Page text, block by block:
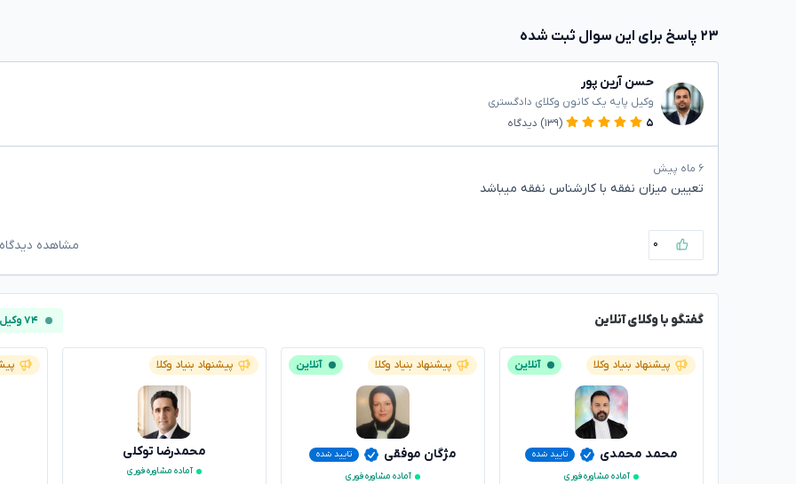
۲۳ پاسخ برای این سوال ثبت شده
حسن آرین پور
وکیل پایه یک کانون وکلای دادگستری
۵
(۱۳۹) دیدگاه
۶ ماه پیش
تعیین میزان نفقه با کارشناس نفقه میباشد
۰ مشاهده
گفتگو با وکلای آنلاین ۷۴ وکیل آنلاین
پیشنهاد بنیاد وکلا آنلاین
محمد محمدی
تایید شده
آماده مشاوره فوری
پیشنهاد بنیاد وکلا آنلاین
مژگان موفقی
تایید شده
آماده مشاوره فوری
پیشنهاد بنیاد وکلا
محمدرضا توکلی
آماده مشاوره فوری